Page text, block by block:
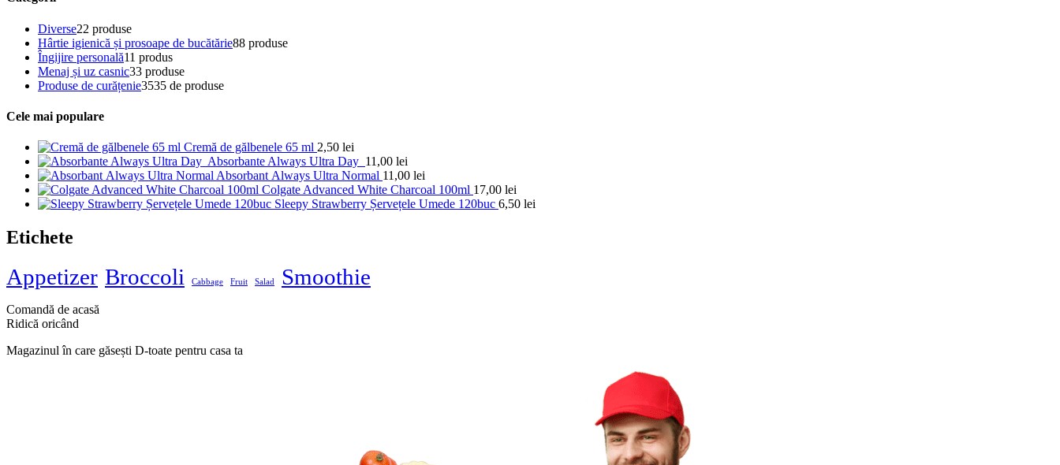
Diverse22 produse
Hârtie igienică și prosoape de bucătărie88 produse
Îngijire personală11 produs
Menaj și uz casnic33 produse
Produse de curățenie3535 de produse
Cele mai populare
Cremă de gălbenele 65 ml 2,50 lei
Absorbante Always Ultra Day 11,00 lei
Absorbant Always Ultra Normal 11,00 lei
Colgate Advanced White Charcoal 100ml 17,00 lei
Sleepy Strawberry Șervețele Umede 120buc 6,50 lei
Etichete
Appetizer Broccoli Cabbage Fruit Salad Smoothie
Comandă de acasă
Ridică oricând
Magazinul în care găsești D-toate pentru casa ta